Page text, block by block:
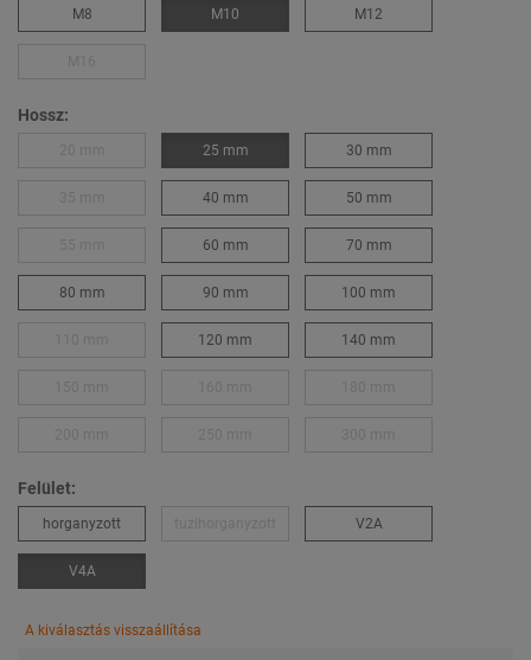
M8 M10 M12
Hossz:
25 mm 30 mm
40 mm 50 mm
60 mm 70 mm
80 mm 90 mm 100 mm
120 mm 140 mm
Felület:
horganyzott V2A
V4A
A kiválasztás visszaállítása